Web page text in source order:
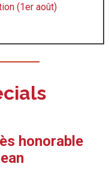
(1er août)
honorable